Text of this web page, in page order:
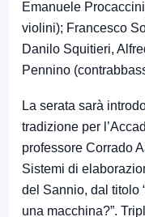
Emanuele
violini); Francesco
Danilo Squitieri,
Pennino
La serata sarà
tradizione per
professore Corrado
Sistemi di
del Sannio, dal titolo
una macchina?”.